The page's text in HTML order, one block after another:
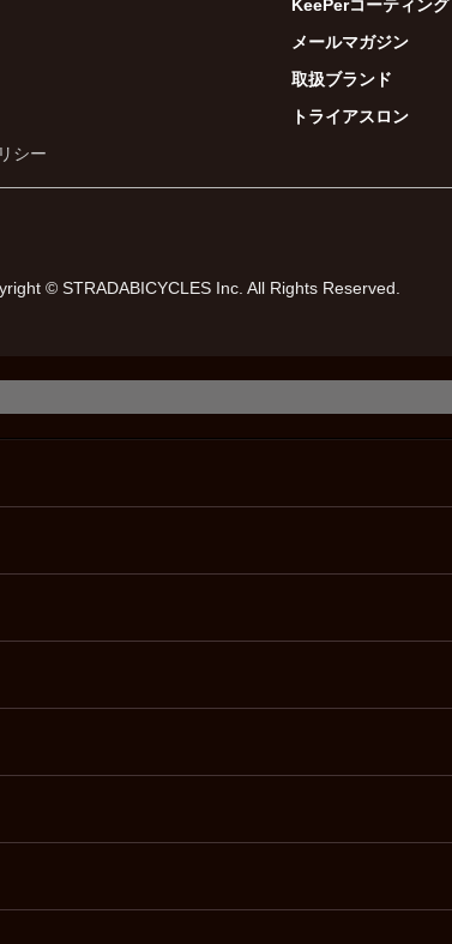
KeePerコーティング
メールマガジン
取扱ブランド
トライアスロン
シー
© STRADABICYCLES Inc. All Rights Reserved.